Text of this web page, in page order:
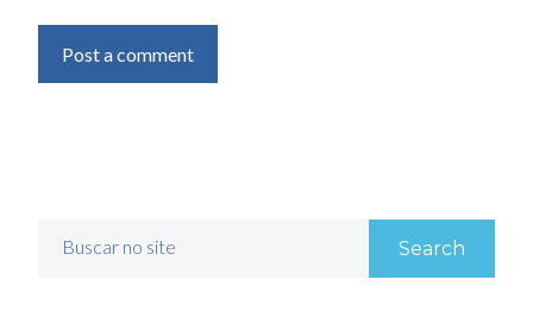
Post a comment
Buscar no site